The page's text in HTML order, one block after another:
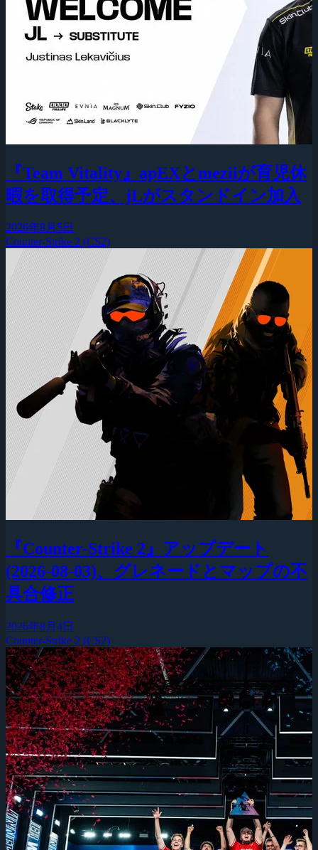
『Team Vitality』apEXとmeziiが育児休
暇を取得予定、jLがスタンドイン加入
2026年8月5日
Counter-Strike 2 (CS2)
『Counter-Strike 2』アップデート
(2026-08-03)、グレネードとマップの不
具合修正
2026年8月4日
Counter-Strike 2 (CS2)